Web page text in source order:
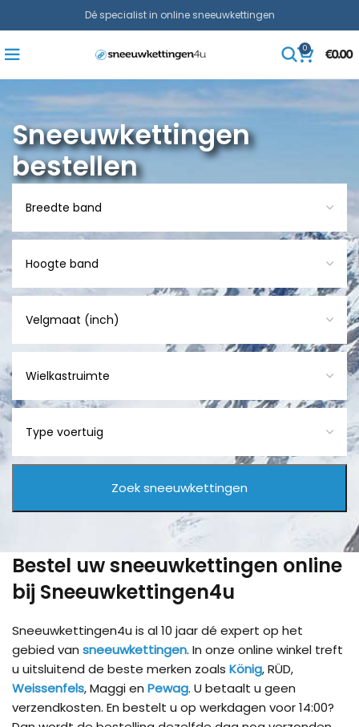
Dé specialist in online sneeuwkettingen
0
€0.00
Sneeuwkettingen
bestellen
Bestel uw sneeuwkettingen online
bij Sneeuwkettingen4u
Sneeuwkettingen4u is al 10 jaar dé expert op het
gebied van sneeuwkettingen. In onze online winkel treft
u uitsluitend de beste merken zoals König, RÜD,
Weissenfels, Maggi en Pewag. U betaalt u geen
verzendkosten. En bestelt u op werkdagen voor 14:00?